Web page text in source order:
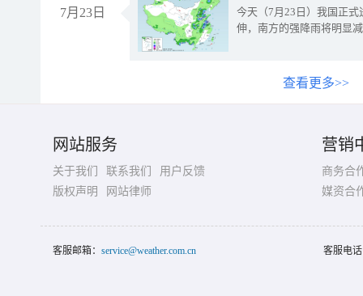
7月23日
今天（7月23日）我国正
伸，南方的强降雨将明显
查看更多>>
网站服务
关于我们 联系我们
用户反馈
版权声明
网站律师
营销
商务合
媒资合
客服邮箱： service@weather.com.cn 客服电